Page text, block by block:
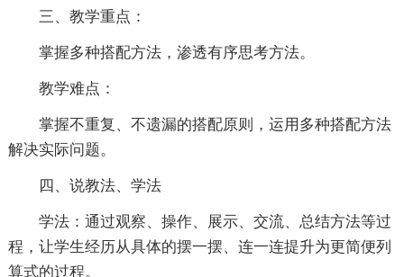
三、教学重点：
掌握多种搭配方法，渗透有序思考方法。
教学难点：
掌握不重复、不遗漏的搭配原则，运用多种搭配方法
解决实际问题。
四、说教法、学法
学法：通过观察、操作、展示、交流、总结方法等过
程，让学生经历从具体的摆一摆、连一连提升为更简便列
算式的过程。